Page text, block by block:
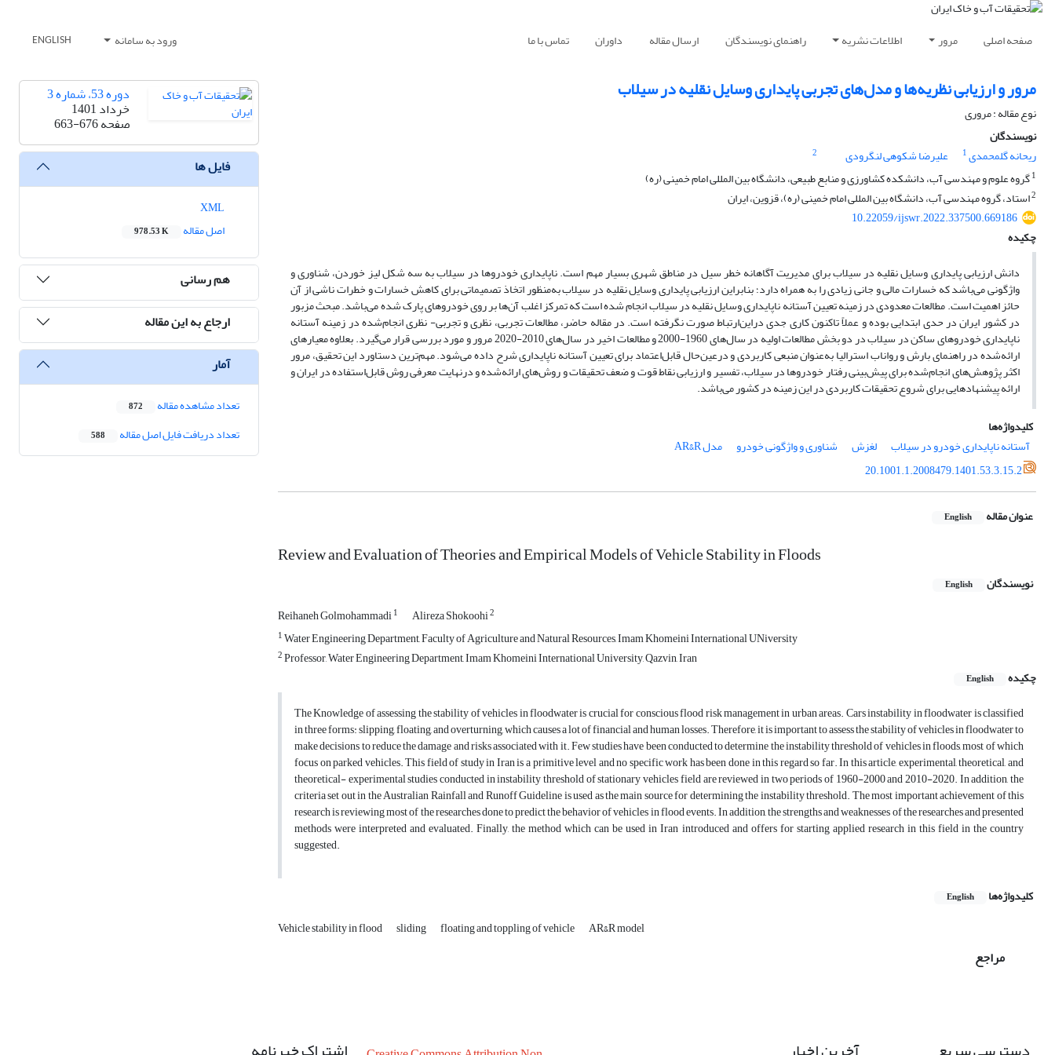
صفحه اصلی مرور اطلاعات نشریه راهنمای نویسندگان ارسال مقاله داوران تماس با ما ورود به سامانه ENGLISH
مرور و ارزیابی نظریه‌ها و مدل‌های تجربی پایداری وسایل نقلیه در سیلاب
نوع مقاله : مروری
نویسندگان
ریحانه گلمحمدی1 علیرضا شکوهی لنگرودی
2
1گروه علوم و مهندسی آب، دانشکده کشاورزی و منابع طبیعی، دانشگاه بین المللی امام خمینی (ره)
2استاد، گروه مهندسی آب، دانشگاه بین المللی امام خمینی (ره)، قزوین، ایران
10.22059/ijswr.2022.337500.669186
چکیده
دانش ارزیابی پایداری وسایل نقلیه در سیلاب برای مدیریت آگاهانه خطر سیل در مناطق شهری بسیار مهم است. ناپایداری خودروها در سیلاب به سه شکل لیز خوردن، شناوری و
واژگونی می‌باشد که خسارات مالی و جانی زیادی را به همراه دارد؛ بنابراین ارزیابی پایداری وسایل نقلیه در سیلاب به‌منظور اتخاذ تصمیماتی برای کاهش خسارات و خطرات ناشی از آن
حائز اهمیت است. مطالعات معدودی در زمینه تعیین آستانه ناپایداری وسایل نقلیه در سیلاب انجام شده است که تمرکز اغلب آن‌ها بر روی خودروهای پارک شده می‌باشد. مبحث مزبور
در کشور ایران در حدی ابتدایی بوده و عملاً تاکنون کاری جدی دراین‌ارتباط صورت نگرفته است. در مقاله حاضر، مطالعات تجربی، نظری و تجربی- نظری انجام‌شده در زمینه آستانه
ناپایداری خودروهای ساکن در سیلاب در دو بخش مطالعات اولیه در سال‌های 1960-2000 و مطالعات اخیر در سال‌های 2010-2020 مرور و مورد بررسی قرار می‌گیرد. بعلاوه معیارهای
ارائه‌شده در راهنمای بارش و رواناب استرالیا به‌عنوان منبعی کاربردی و درعین‌حال قابل‌اعتماد برای تعیین آستانه ناپایداری شرح داده می‌شود. مهم‌ترین دستاورد این تحقیق، مرور
اکثر پژوهش‌های انجام‌شده برای پیش‌بینی رفتار خودروها در سیلاب، تفسیر و ارزیابی نقاط قوت و ضعف تحقیقات و روش‌های ارائه‌شده و درنهایت معرفی روش قابل‌استفاده در ایران و
ارائه پیشنهاد‌هایی برای شروع تحقیقات کاربردی در این زمینه در کشور می‌باشد.
کلیدواژه‌ها
آستانه ناپایداری خودرو در سیلاب
لغزش شناوری و واژگونی خودرو
مدل AR&R
20.1001.1.2008479.1401.53.3.15.2
عنوان مقاله English
Review and Evaluation of Theories and Empirical Models of Vehicle Stability in Floods
نویسندگان English
Reihaneh Golmohammadi1 Alireza Shokoohi2
1Water Engineering Department, Faculty of Agriculture and Natural Resources, Imam Khomeini International UNiversity
2Professor, Water Engineering Department, Imam Khomeini International University, Qazvin, Iran
چکیده
English
The Knowledge of assessing the stability of vehicles in floodwater is crucial for conscious flood risk management in urban areas. Cars instability in floodwater is classified
in three forms: slipping, floating, and overturning, which causes a lot of financial and human losses. Therefore, it is important to assess the stability of vehicles in floodwater to
make decisions to reduce the damage and risks associated with it. Few studies have been conducted to determine the instability threshold of vehicles in floods, most of which
focus on parked vehicles. This field of study in Iran is a primitive level and no specific work has been done in this regard so far. In this article, experimental, theoretical, and
theoretical- experimental studies conducted in instability threshold of stationary vehicles field are reviewed in two periods of 1960-2000 and 2010-2020. In addition, the
criteria set out in the Australian Rainfall and Runoff Guideline is used as the main source for determining the instability threshold. The most important achievement of this
research is reviewing most of the researches done to predict the behavior of vehicles in flood events. In addition, the strengths and weaknesses of the researches and presented
methods were interpreted and evaluated. Finally, the method which can be used in Iran introduced and offers for starting applied research in this field in the country
suggested.
کلیدواژه‌ها English
Vehicle stability in flood sliding floating and toppling of vehicle AR&R model
مراجع
دوره 53، شماره 3
خرداد 1401
صفحه663-676
فایل ها
اصل مقاله
978.53 K
هم رسانی
ارجاع به این مقاله
آمار
تعداد مشاهده مقاله 872
تعداد دریافت فایل اصل مقاله 588